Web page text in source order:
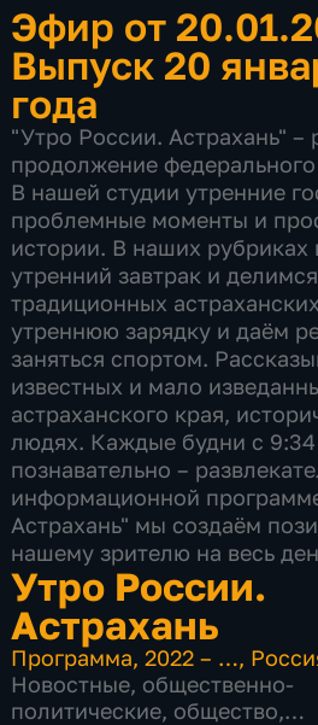
Эфир от
Выпуск 20
года
"Утро России. Астрахань" –
продолжение федерального
В нашей студии утренние
проблемные моменты и
истории. В наших рубриках
утренний завтрак и
традиционных
утреннюю зарядку и даём
заняться спортом.
известных и мало
астраханского края,
людях. Каждые будни с 9:34
познавательно –
информационной
Астрахань" мы создаём
нашему зрителю на весь
Утро России.
Астрахань
Программа,2022 – …,
Новостные, общественно-
политические, общество,